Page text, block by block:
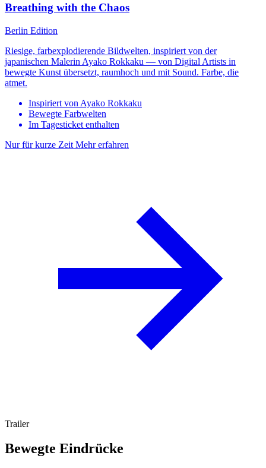
Breathing with the Chaos
Berlin Edition
Riesige, farbexplodierende Bildwelten, inspiriert von der
japanischen Malerin Ayako Rokkaku — von Digital Artists in
bewegte Kunst übersetzt, raumhoch und mit Sound. Farbe, die
atmet.
Inspiriert von Ayako Rokkaku
Bewegte Farbwelten
Im Tagesticket enthalten
Nur für kurze Zeit Mehr erfahren
Trailer
Bewegte Eindrücke